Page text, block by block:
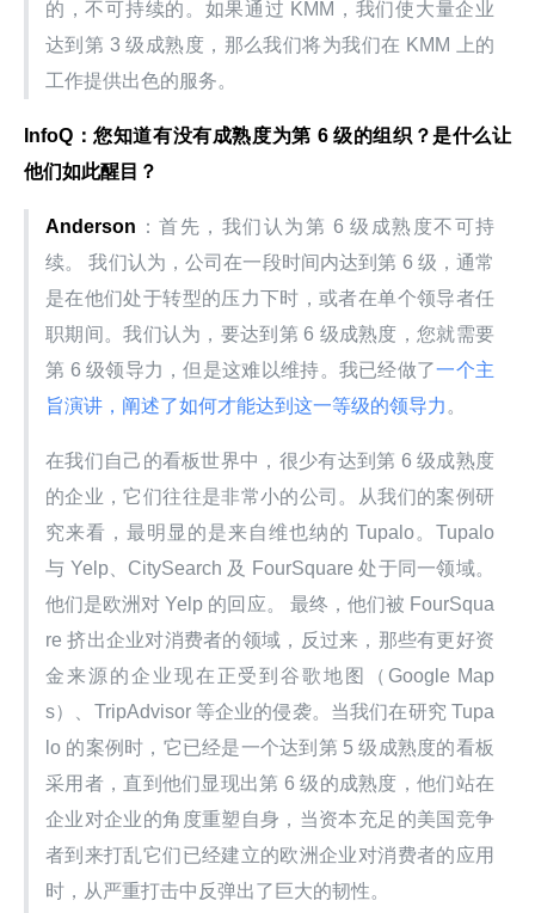
的，不可持续的。如果通过 KMM，我们使大量企业
达到第 3 级成熟度，那么我们将为我们在 KMM 上的
工作提供出色的服务。
InfoQ：您知道有没有成熟度为第 6 级的组织？是什么让
他们如此醒目？
Anderson ：首先，我们认为第 6 级成熟度不可持
续。 我们认为，公司在一段时间内达到第 6 级，通常
是在他们处于转型的压力下时，或者在单个领导者任
职期间。我们认为，要达到第 6 级成熟度，您就需要
第 6 级领导力，但是这难以维持。我已经做了一个主
旨演讲，阐述了如何才能达到这一等级的领导力 。
在我们自己的看板世界中，很少有达到第 6 级成熟度
的企业，它们往往是非常小的公司。从我们的案例研
究来看，最明显的是来自维也纳的 Tupalo。Tupalo
与 Yelp、CitySearch 及 FourSquare 处于同一领域。
他们是欧洲对 Yelp 的回应。 最终，他们被 FourSqua
re 挤出企业对消费者的领域，反过来，那些有更好资
金来源的企业现在正受到谷歌地图（Google Map
s）、TripAdvisor 等企业的侵袭。当我们在研究 Tupa
lo 的案例时，它已经是一个达到第 5 级成熟度的看板
采用者，直到他们显现出第 6 级的成熟度，他们站在
企业对企业的角度重塑自身，当资本充足的美国竞争
者到来打乱它们已经建立的欧洲企业对消费者的应用
时，从严重打击中反弹出了巨大的韧性。